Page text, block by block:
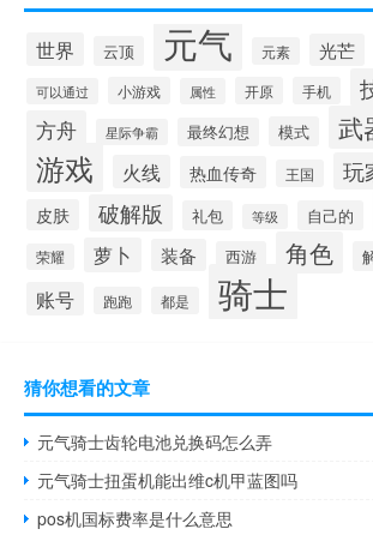
世界 云顶 元气 元素 光芒
可以通过 小游戏 属性 开原 手机
方舟 星际争霸 最终幻想 模式 武
游戏 火线 热血传奇 王国 玩
皮肤 破解版 礼包 等级 自己的
荣耀 萝卜 装备 西游 角色
账号 跑跑 都是 骑士
猜你想看的文章
元气骑士齿轮电池兑换码怎么弄
元气骑士扭蛋机能出维c机甲蓝图吗
pos机国标费率是什么意思